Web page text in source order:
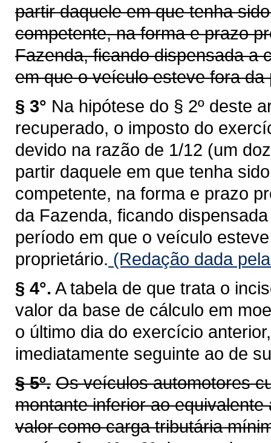
partir daquele em que tenha
competente, na forma e prazo
Fazenda, ficando dispensada a
em que o veículo esteve fora
§ 3° Na hipótese do § 2º deste
recuperado, o imposto do
devido na razão de 1/12 (um
partir daquele em que tenha
competente, na forma e prazo
da Fazenda, ficando
período em que o veículo
proprietário. (Redação dada
§ 4°. A tabela de que trata o
valor da base de cálculo em
o último dia do exercício
imediatamente seguinte ao de
§ 5º. Os veículos automotores
montante inferior ao
valor como carga tributária